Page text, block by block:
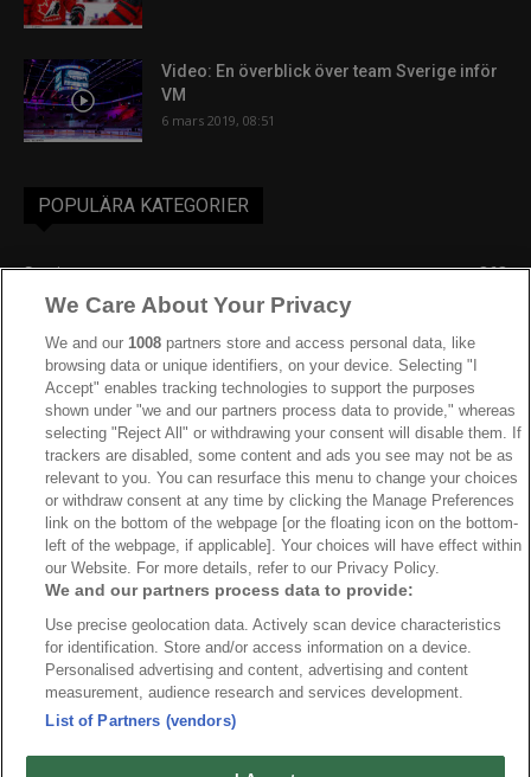
Video: En överblick över team Sverige inför
VM
6 mars 2019, 08:51
POPULÄRA KATEGORIER
Sverige
863
Ishockey-VM
IIHF
JVM
Kanada
205
Dam VM
187
Finland
181
Video
179
Ishockey-OS
175
Om oss Redaktionen Kontakta oss Cookies Integritetspolicy
© 2026 VMishockey.se | Alla rättigheter är reserverade.
We Care About Your Privacy
We and our1008 partners store and access personal data, like
browsing data or unique identifiers, on your device. Selecting "I
Accept" enables tracking technologies to support the purposes
shown under "we and our partners process data to provide," whereas
selecting "Reject All" or withdrawing your consent will disable them. If
trackers are disabled, some content and ads you see may not be as
relevant to you. You can resurface this menu to change your choices
or withdraw consent at any time by clicking the Manage Preferences
link on the bottom of the webpage [or the floating icon on the bottom-
left of the webpage, if applicable]. Your choices will have effect within
our Website. For more details, refer to our Privacy Policy.
We and our partners process data to provide:
Use precise geolocation data. Actively scan device characteristics
for identification. Store and/or access information on a device.
Personalised advertising and content, advertising and content
measurement, audience research and services development.
List of Partners (vendors)